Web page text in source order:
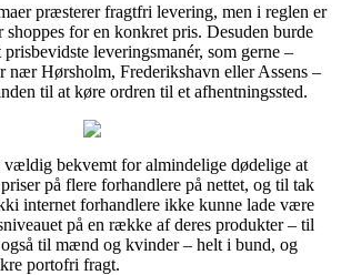
præsterer fragtfri levering, men i reglen er
shoppes for en konkret pris. Desuden burde
leveringsmanér, som gerne –
nær Hørsholm, Frederikshavn eller Assens –
til at køre ordren til et afhentningssted.
vældig bekvemt for almindelige dødelige at
på flere forhandlere på nettet, og til tak
internet forhandlere ikke kunne lade være
på en række af deres produkter – til
til mænd og kvinder – helt i bund, og
portofri fragt.